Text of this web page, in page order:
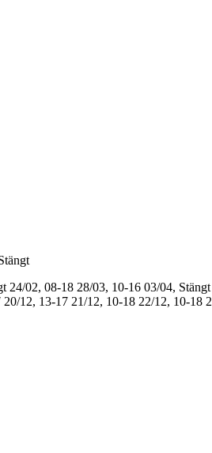
24/02, 08-18 28/03, 10-16 03/04, Stängt
20/12, 13-17 21/12, 10-18 22/12, 10-18